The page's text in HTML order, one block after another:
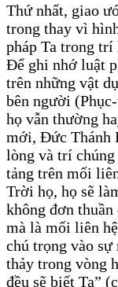
Thứ nhất, giao
trong thay vì
pháp Ta trong trí
Để ghi nhớ luật
trên những vật
bên người
họ vẫn thường
mới, Đức Thánh
lòng và trí
tảng trên mối
Trời họ, họ sẽ
không đơn
mà là mối liên
chú trọng vào sự
thảy trong vòng
đều sẽ biết Ta”